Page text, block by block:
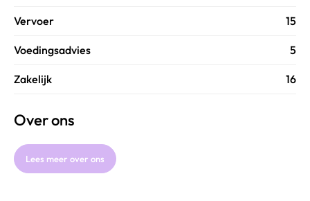
Vervoer 15
Voedingsadvies 5
Zakelijk 16
Over ons
Lees meer over ons